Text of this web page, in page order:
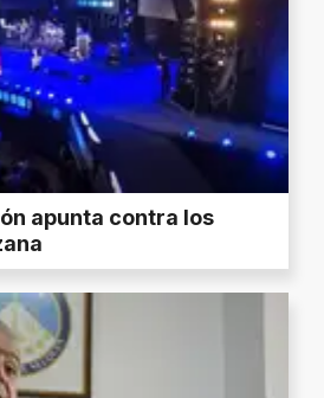
apunta contra los